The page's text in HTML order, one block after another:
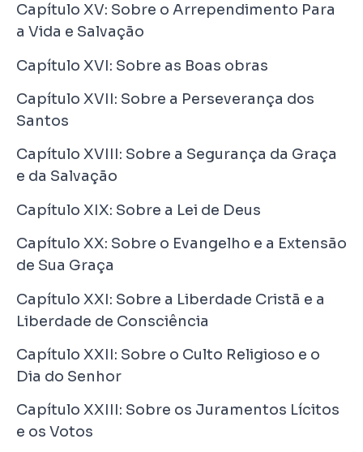
Capítulo XV: Sobre o Arrependimento Para
a Vida e Salvação
Capítulo XVI: Sobre as Boas obras
Capítulo XVII: Sobre a Perseverança dos
Santos
Capítulo XVIII: Sobre a Segurança da Graça
e da Salvação
Capítulo XIX: Sobre a Lei de Deus
Capítulo XX: Sobre o Evangelho e a Extensão
de Sua Graça
Capítulo XXI: Sobre a Liberdade Cristã e a
Liberdade de Consciência
Capítulo XXII: Sobre o Culto Religioso e o
Dia do Senhor
Capítulo XXIII: Sobre os Juramentos Lícitos
e os Votos